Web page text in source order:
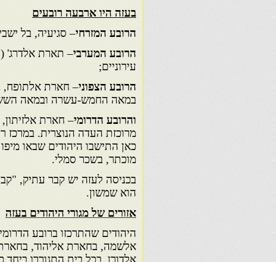
בעזה היו ארבעה רובעים
הרובע המזרחי– סגיעיה, בל
הרובע המערבי– תארת אלדרג'
עירוניים;
הרובע הצפוני– חארת אלתופח,
במאה החמש-עשרה ובמאה
והרובע הדרומי– חארת אלזיתון,
מרוכזת העדה הנוצרית. במרכז
כאן התישבו היהודים שבאו
מוכתר, בשכר סמלי.
בכניסה לעזה יש קבר עתיק,
הוא שמשון.
אזורים של מגורי היהודים בעזה
היהודים שהתרכזו ברובע
אלשמה, בחארת אליהוד,
אלדורן. בכל בית התגוררו